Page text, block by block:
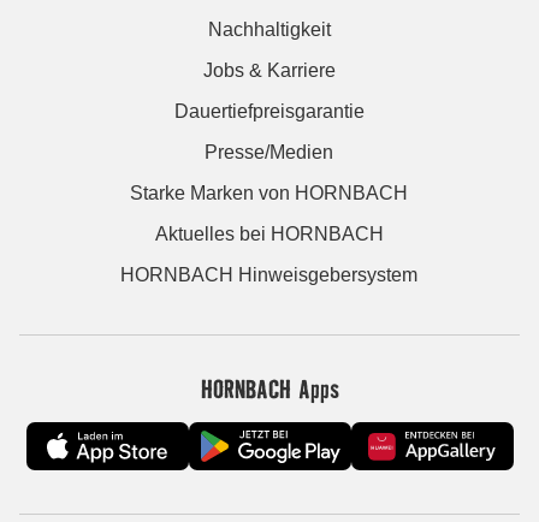
Nachhaltigkeit
Jobs & Karriere
Dauertiefpreisgarantie
Presse/Medien
Starke Marken von HORNBACH
Aktuelles bei HORNBACH
HORNBACH Hinweisgebersystem
HORNBACH Apps